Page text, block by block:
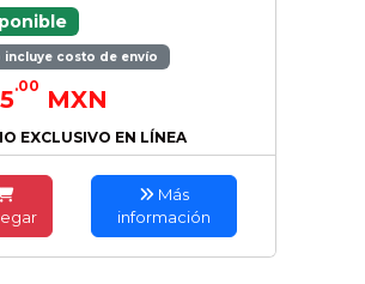
incluye costo de envío
.00 MXN
EXCLUSIVO EN LÍNEA
Más
información